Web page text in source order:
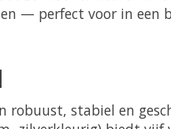
— perfect voor in een
robuust, stabiel en